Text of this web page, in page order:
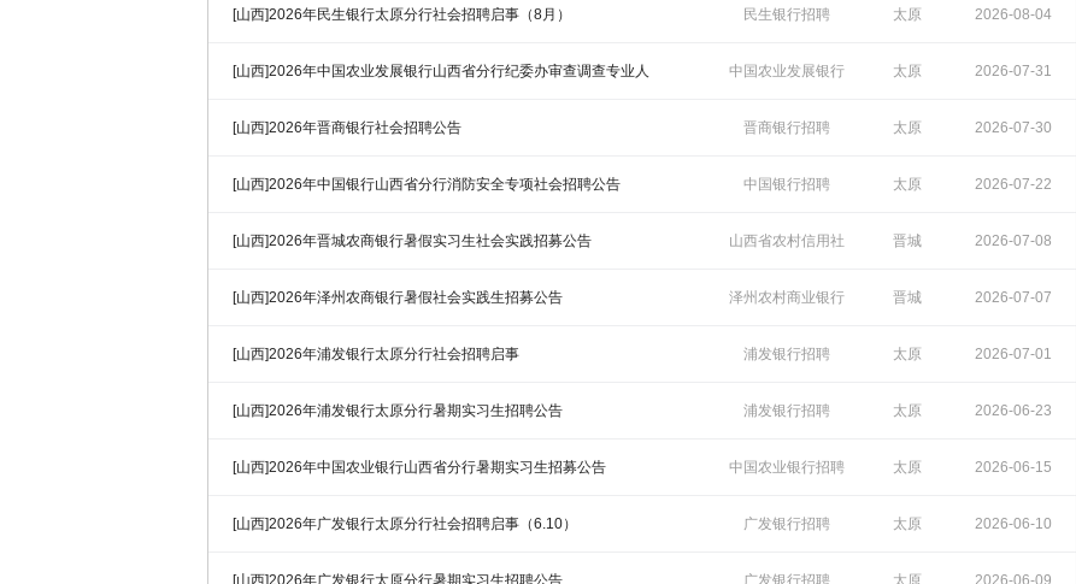
[山西]2026年民生银行太原分行社会招聘启事（8月） 民生银行招聘 太原 2026-08-04
10:23:41
[山西]2026年中国农业发展银行山西省分行纪委办审查调查专业人
才社会招聘公告
中国农业发展银行
招聘
太原 2026-07-31
10:33:03
[山西]2026年晋商银行社会招聘公告 晋商银行招聘 太原 2026-07-30
16:55:30
[山西]2026年中国银行山西省分行消防安全专项社会招聘公告 中国银行招聘 太原 2026-07-22
09:57:54
[山西]2026年晋城农商银行暑假实习生社会实践招募公告 山西省农村信用社
招聘
晋城 2026-07-08
09:49:36
[山西]2026年泽州农商银行暑假社会实践生招募公告 泽州农村商业银行
招聘
晋城 2026-07-07
10:01:38
[山西]2026年浦发银行太原分行社会招聘启事 浦发银行招聘 太原 2026-07-01
14:51:21
[山西]2026年浦发银行太原分行暑期实习生招聘公告 浦发银行招聘 太原 2026-06-23
10:05:44
[山西]2026年中国农业银行山西省分行暑期实习生招募公告 中国农业银行招聘 太原 2026-06-15
16:43:33
[山西]2026年广发银行太原分行社会招聘启事（6.10） 广发银行招聘 太原 2026-06-10
15:46:23
[山西]2026年广发银行太原分行暑期实习生招聘公告 广发银行招聘 太原 2026-06-09